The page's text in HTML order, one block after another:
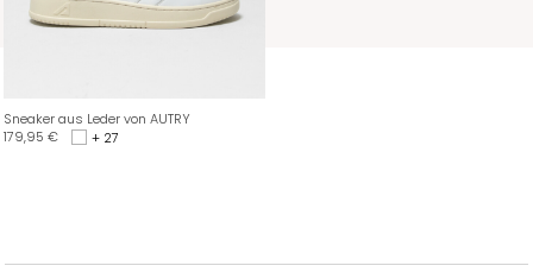
Sneaker aus Leder von AUTRY
179,95 € + 27